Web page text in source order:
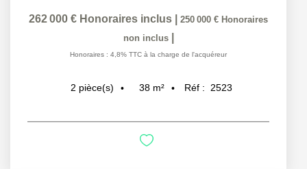
262 000 € Honoraires inclus 250 000 € Honoraires
non inclus
Honoraires : 4,8% TTC à la charge de l'acquéreur
2 pièce(s) 38 m² Réf : 2523